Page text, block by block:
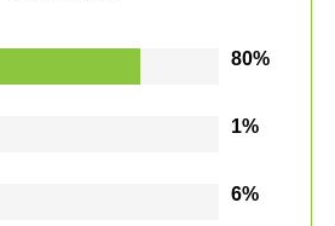
80%
1%
6%